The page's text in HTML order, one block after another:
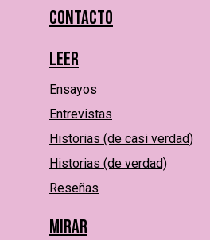
Contacto
Leer
Ensayos
Entrevistas
Historias (de casi verdad)
Historias (de verdad)
Reseñas
Mirar